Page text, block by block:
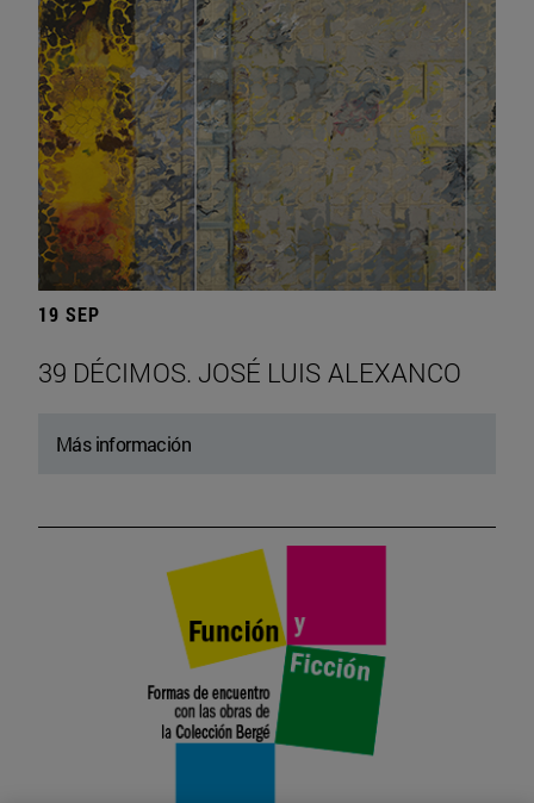
19 SEP
39 DÉCIMOS. JOSÉ LUIS ALEXANCO
Más información